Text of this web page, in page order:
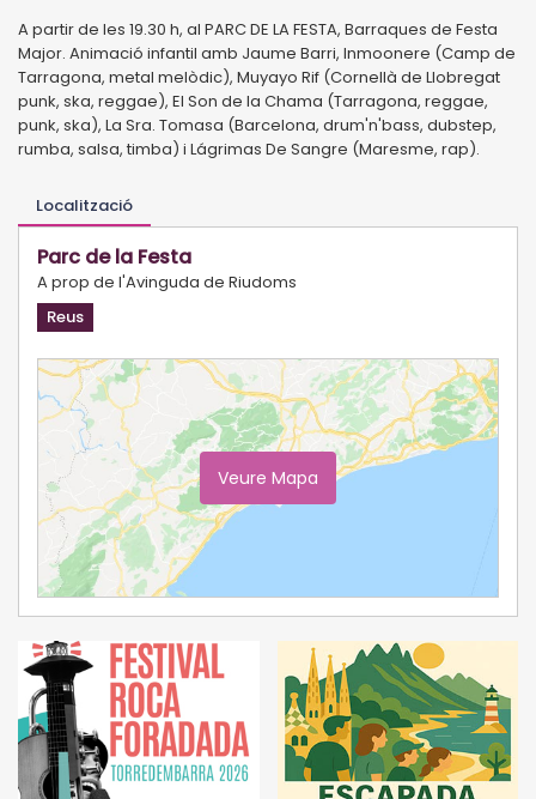
A partir de les 19.30 h, al PARC DE LA FESTA, Barraques de Festa
Major. Animació infantil amb Jaume Barri, Inmoonere (Camp de
Tarragona, metal melòdic), Muyayo Rif (Cornellà de Llobregat
punk, ska, reggae), El Son de la Chama (Tarragona, reggae,
punk, ska), La Sra. Tomasa (Barcelona, drum'n'bass, dubstep,
rumba, salsa, timba) i Lágrimas De Sangre (Maresme, rap).
Localització
Parc de la Festa
A prop de l'Avinguda de Riudoms
Reus
Veure Mapa